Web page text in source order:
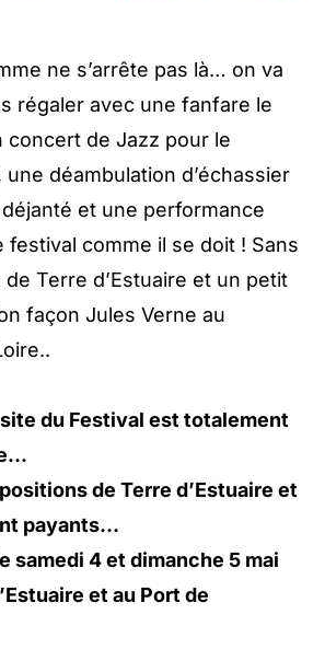
ne s’arrête pas là… on va
régaler avec une fanfare le
concert de Jazz pour le
une déambulation d’échassier
et une performance
comme il se doit ! Sans
Terre d’Estuaire et un petit
façon Jules Verne au
site du Festival est totalement
de Terre d’Estuaire et
payants…
samedi 4 et dimanche 5 mai
et au Port de